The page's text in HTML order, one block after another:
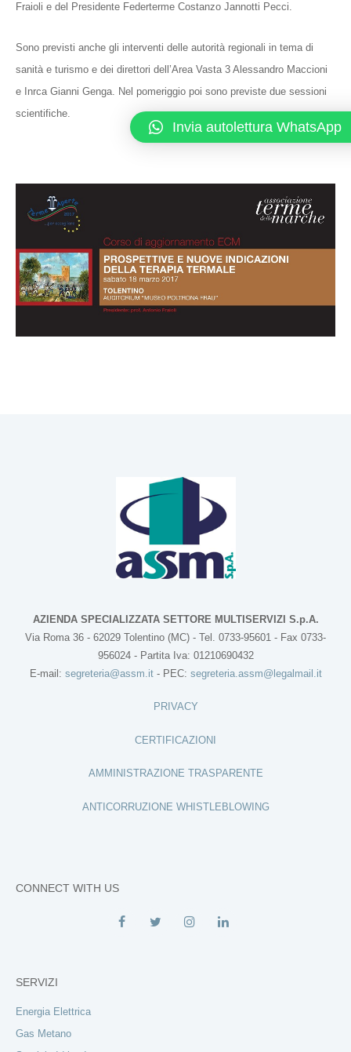
Fraioli e del Presidente Federterme Costanzo Jannotti Pecci.
Sono previsti anche gli interventi delle autorità regionali in tema di
sanità e turismo e dei direttori dell’Area Vasta 3 Alessandro Maccioni
e Inrca Gianni Genga. Nel pomeriggio poi sono previste due sessioni
scientifiche.
AZIENDA SPECIALIZZATA SETTORE MULTISERVIZI S.p.A.
Via Roma 36 - 62029 Tolentino (MC) - Tel. 0733-95601 - Fax 0733-
956024 - Partita Iva: 01210690432
E-mail: segreteria@assm.it- PEC: segreteria.assm@legalmail.it
PRIVACY
CERTIFICAZIONI
AMMINISTRAZIONE TRASPARENTE
ANTICORRUZIONE WHISTLEBLOWING
CONNECT WITH US
SERVIZI
Energia Elettrica
Gas Metano
Invia autolettura WhatsApp